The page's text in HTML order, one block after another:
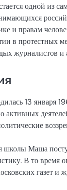
одной из
и правам
в протестных
журналистов и
13 января
активных
школы Маша
В то время
газет и